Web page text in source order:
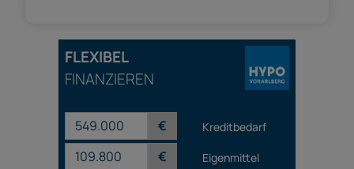
FLEXIBEL
FINANZIEREN
€ Kreditbedarf
€
Eigenmittel